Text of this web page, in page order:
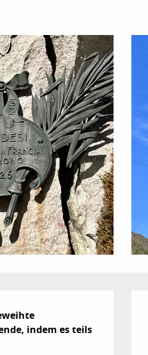
indem es teils